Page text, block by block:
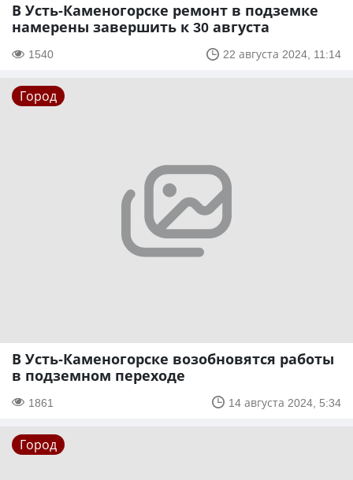
В Усть-Каменогорске ремонт в подземке
намерены завершить к 30 августа
1540 22 августа 2024, 11:14
Город
В Усть-Каменогорске возобновятся работы
в подземном переходе
1861 14 августа 2024, 5:34
Город